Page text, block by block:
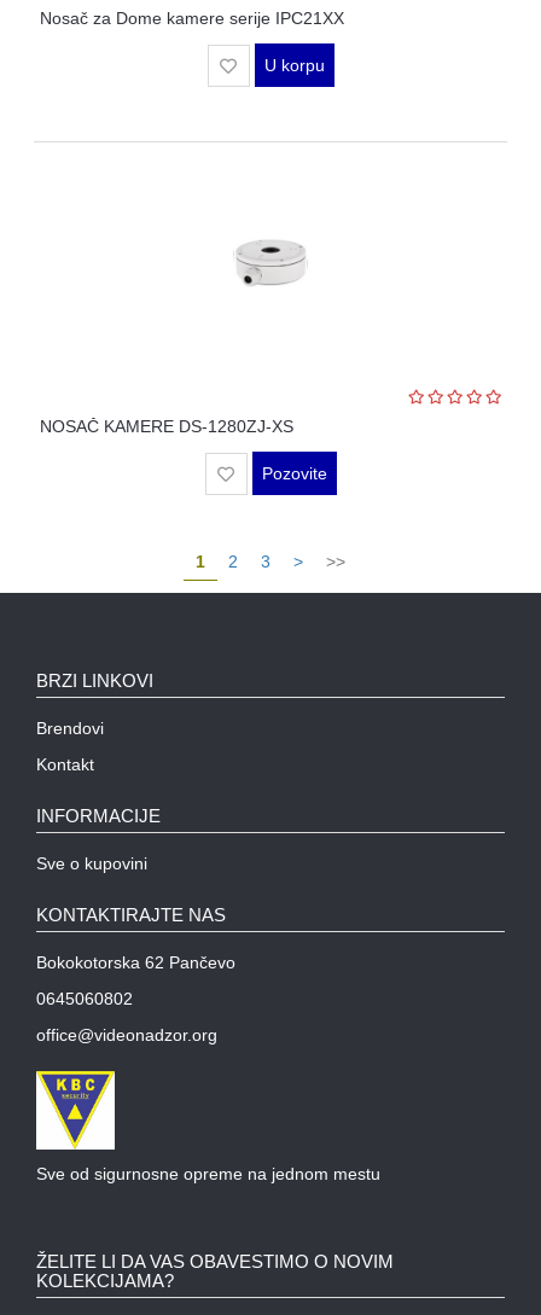
Nosač za Dome kamere serije IPC21XX
U korpu
NOSAČ KAMERE DS-1280ZJ-XS
Pozovite
1 2 3 > >>
BRZI LINKOVI
Brendovi
Kontakt
INFORMACIJE
Sve o kupovini
KONTAKTIRAJTE NAS
Bokokotorska 62 Pančevo
0645060802
office@videonadzor.org
Sve od sigurnosne opreme na jednom mestu
ŽELITE LI DA VAS OBAVESTIMO O NOVIM
KOLEKCIJAMA?